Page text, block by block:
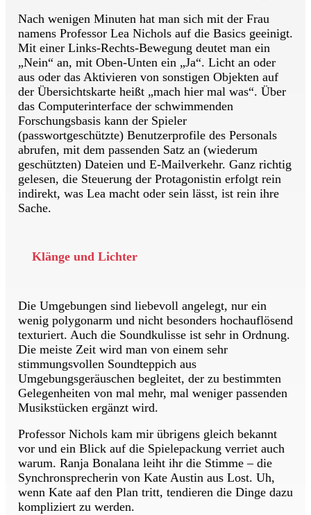
Nach wenigen Minuten hat man sich mit der Frau
namens Professor Lea Nichols auf die Basics geeinigt.
Mit einer Links-Rechts-Bewegung deutet man ein
„Nein“ an, mit Oben-Unten ein „Ja“. Licht an oder
aus oder das Aktivieren von sonstigen Objekten auf
der Übersichtskarte heißt „mach hier mal was“. Über
das Computerinterface der schwimmenden
Forschungsbasis kann der Spieler
(passwortgeschützte) Benutzerprofile des Personals
abrufen, mit dem passenden Satz an (wiederum
geschützten) Dateien und E-Mailverkehr. Ganz richtig
gelesen, die Steuerung der Protagonistin erfolgt rein
indirekt, was Lea macht oder sein lässt, ist rein ihre
Sache.
Klänge und Lichter
Die Umgebungen sind liebevoll angelegt, nur ein
wenig polygonarm und nicht besonders hochauflösend
texturiert. Auch die Soundkulisse ist sehr in Ordnung.
Die meiste Zeit wird man von einem sehr
stimmungsvollen Soundteppich aus
Umgebungsgeräuschen begleitet, der zu bestimmten
Gelegenheiten von mal mehr, mal weniger passenden
Musikstücken ergänzt wird.
Professor Nichols kam mir übrigens gleich bekannt
vor und ein Blick auf die Spielepackung verriet auch
warum. Ranja Bonalana leiht ihr die Stimme – die
Synchronsprecherin von Kate Austin aus Lost. Uh,
wenn Kate aaf den Plan tritt, tendieren die Dinge dazu
kompliziert zu werden.